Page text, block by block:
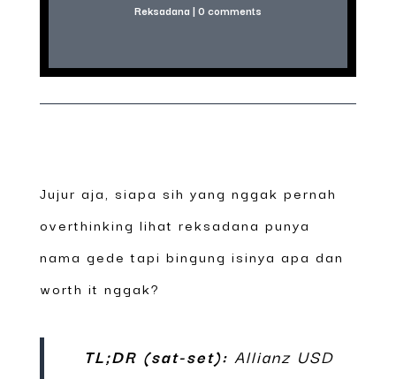
Reksadana | 0 comments
Jujur aja, siapa sih yang nggak pernah
overthinking lihat reksadana punya
nama gede tapi bingung isinya apa dan
worth it nggak?
TL;DR (sat-set): Allianz USD